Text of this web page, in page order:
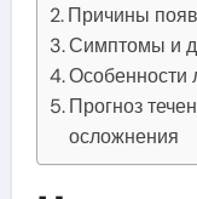
Причины
Симптомы и
Особенности
Прогноз
осложнения